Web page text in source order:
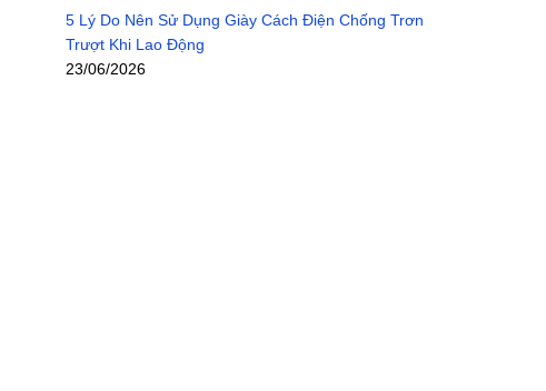
5 Lý Do Nên Sử Dụng Giày Cách Điện Chống Trơn
Trượt Khi Lao Động
23/06/2026